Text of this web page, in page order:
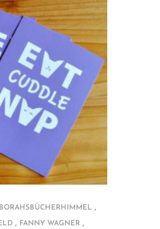
,
, FANNY WAGNER ,